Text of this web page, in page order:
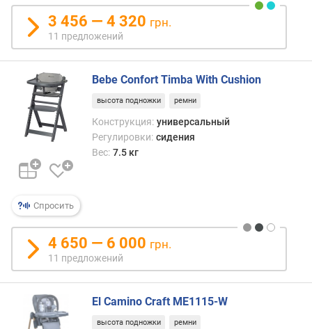
а
и
д
е
н
ь
я
у
р
в
н
й
н
а
к
3 456 — 4 320 грн.
11 предложений
Спросить
Bebe Confort Timba With Cushion
высота подножки ремни
Конструкция: универсальный
Регулировки: сидения
Вес: 7.5 кг
4 650 — 6 000 грн.
11 предложений
El Camino Craft ME1115-W
высота подножки ремни